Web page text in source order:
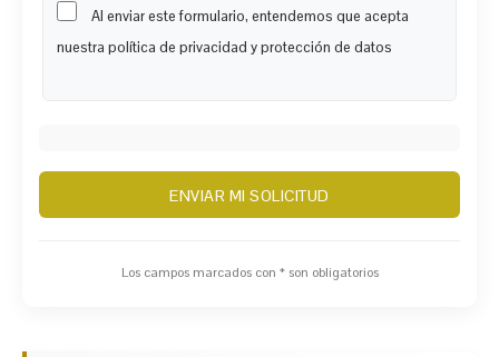
Al enviar este formulario, entendemos que acepta
nuestra política de privacidad y protección de datos
Los campos marcados con * son obligatorios